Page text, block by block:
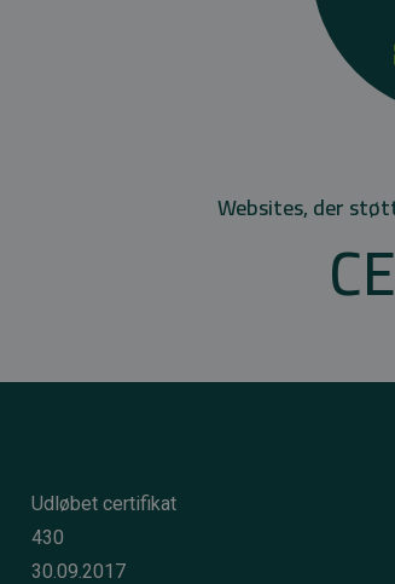
Websites, der
Udløbet certifikat
430
30.09.2017